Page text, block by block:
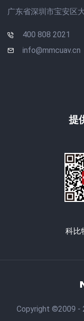
广东省深圳市宝安区
400 808 2021
info@mmcuav.cn
提
科比
Copyright ©2009 -